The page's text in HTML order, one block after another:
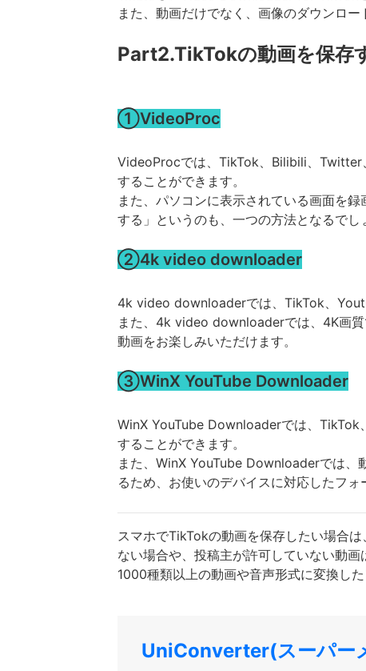
また、動画だけでなく、画像のダウンロ
Part2.TikTokの動画を保存
①VideoProc
VideoProcでは、TikTok、Bilibili、Twitter
することができます。
また、パソコンに表示されている画面を
する」というのも、一つの方法となるでし
②4k video downloader
4k video downloaderでは、TikTok、
また、4k video downloaderでは、4K画
動画をお楽しみいただけます。
③WinX YouTube Downloader
WinX YouTube Downloaderでは、TikTok
することができます。
また、WinX YouTube Downloaderでは、
るため、お使いのデバイスに対応したフ
スマホでTikTokの動画を保存したい場合
ない場合や、投稿主が許可していない動
1000種類以上の動画や音声形式に変換し
UniConverter(スーパー